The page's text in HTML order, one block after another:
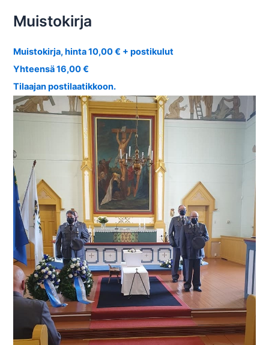
Muistokirja
Muistokirja, hinta 10,00 € + postikulut
Yhteensä 16,00 €
Tilaajan postilaatikkoon.